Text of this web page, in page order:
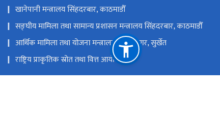
खानेपानी मन्त्रालय सिंहदरबार, काठमाडौँ
सङ्‍घीय मामिला तथा सामान्य प्रशासन मन्त्रालय सिंहदरबार, काठमाडौँ
आर्थिक मामिला तथा योजना मन्त्रालय, वीरेन्द्रनगर, सुर्खेत
राष्ट्रिय प्राकृतिक स्रोत तथा वित्त आयोग